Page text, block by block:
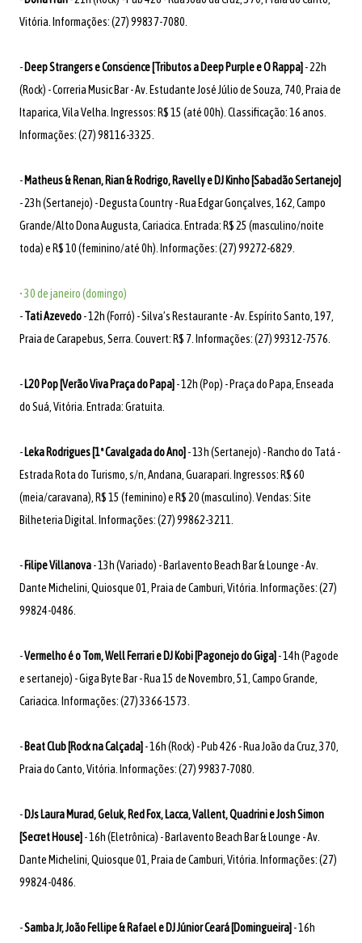
Vitória. Informações: (27) 99837-7080.
- Deep Strangers e Conscience [Tributos a Deep Purple e O Rappa] - 22h
(Rock) - Correria Music Bar - Av. Estudante José Júlio de Souza, 740, Praia de
Itaparica, Vila Velha. Ingressos: R$ 15 (até 00h). Classificação: 16 anos.
Informações: (27) 98116-3325.
- Matheus & Renan, Rian & Rodrigo, Ravelly e DJ Kinho [Sabadão Sertanejo]
- 23h (Sertanejo) - Degusta Country - Rua Edgar Gonçalves, 162, Campo
Grande/Alto Dona Augusta, Cariacica. Entrada: R$ 25 (masculino/noite
toda) e R$ 10 (feminino/até 0h). Informações: (27) 99272-6829.
• 30 de janeiro (domingo)
-Tati Azevedo- 12h (Forró) - Silva’s Restaurante - Av. Espírito Santo, 197,
Praia de Carapebus, Serra. Couvert: R$ 7. Informações: (27) 99312-7576.
- L20 Pop [Verão Viva Praça do Papa] - 12h (Pop) - Praça do Papa, Enseada
do Suá, Vitória. Entrada: Gratuita.
- Leka Rodrigues [1ª Cavalgada do Ano] - 13h (Sertanejo) - Rancho do Tatá -
Estrada Rota do Turismo, s/n, Andana, Guarapari. Ingressos: R$ 60
(meia/caravana), R$ 15 (feminino) e R$ 20 (masculino). Vendas: Site
Bilheteria Digital. Informações: (27) 99862-3211.
- Filipe Villanova- 13h (Variado) - Barlavento Beach Bar & Lounge - Av.
Dante Michelini, Quiosque 01, Praia de Camburi, Vitória. Informações: (27)
99824-0486.
-Vermelho é o Tom, Well Ferrari e DJ Kobi [Pagonejo do Giga] - 14h (Pagode
e sertanejo) - Giga Byte Bar - Rua 15 de Novembro, 51, Campo Grande,
Cariacica. Informações: (27) 3366-1573.
- Beat Club [Rock na Calçada] - 16h (Rock) - Pub 426 - Rua João da Cruz, 370,
Praia do Canto, Vitória. Informações: (27) 99837-7080.
- DJs Laura Murad, Geluk, Red Fox, Lacca, Vallent, Quadrini e Josh Simon
[Secret House] - 16h (Eletrônica) - Barlavento Beach Bar & Lounge - Av.
Dante Michelini, Quiosque 01, Praia de Camburi, Vitória. Informações: (27)
99824-0486.
-Samba Jr, João Fellipe & Rafael e DJ Júnior Ceará [Domingueira] - 16h